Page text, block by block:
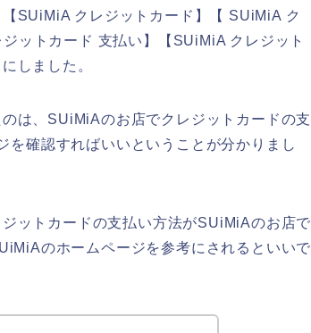
SUiMiA クレジットカード】【 SUiMiA ク
ットカード 支払い】【SUiMiA クレジット
しました。
は、SUiMiAのお店でクレジットカードの支
確認すればいいということが分かりまし
ットカードの支払い方法がSUiMiAのお店で
のホームページを参考にされるといいで